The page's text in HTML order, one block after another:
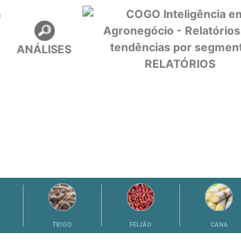
ANÁLISES
RELATÓRIOS
TRIGO FEIJÃO CANA